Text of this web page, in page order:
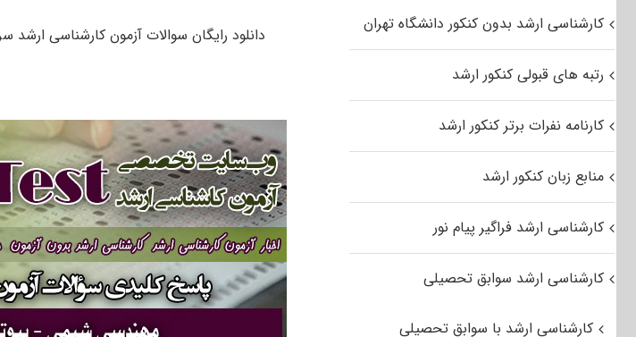
دانلود رایگان سوالات آزمون کارشناسی ارشد سراسری ۹۵ مهندسی شیمی –
کارشناسی ارشد بدون کنکور دانشگاه تهران
رتبه های قبولی کنکور ارشد
کارنامه نفرات برتر کنکور ارشد
منابع زبان کنکور ارشد
کارشناسی ارشد فراگیر پیام نور
کارشناسی ارشد سوابق تحصیلی
کارشناسی ارشد با سوابق تحصیلی